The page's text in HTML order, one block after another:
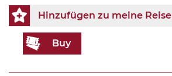
Hinzufügen zu meine Reise
Buy